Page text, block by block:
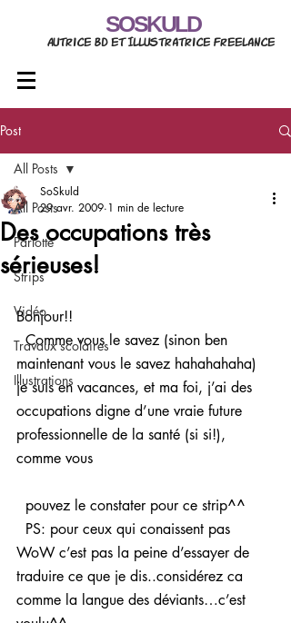
SOSKULD
Autrice BD et Illustratrice freelance
Post
All Posts
Parlotte
Strips
Vidéo
Travaux scolaires
Illustrations
All Posts
Des occupations très
sérieuses!
SoSkuld
29 avr. 2009 1 min de lecture
Bonjour!!
  Comme vous le savez (sinon ben
maintenant vous le savez hahahahaha)
je suis en vacances, et ma foi, j’ai des
occupations digne d’une vraie future
professionnelle de la santé (si si!),
comme vous
  pouvez le constater pour ce strip^^
WoW c’est pas la peine d’essayer de
traduire ce que je dis..considérez ca
comme la langue des déviants…c’est